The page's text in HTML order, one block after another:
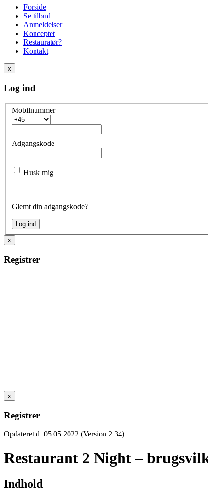
Forside
Se tilbud
Anmeldelser
Konceptet
Restauratør?
Kontakt
x
Log ind
Mobilnummer
Adgangskode
Husk mig
Glemt din adgangskode?
x
Registrer
x
Registrer
Opdateret d. 05.05.2022 (Version 2.34)
Restaurant 2 Night –
Indhold